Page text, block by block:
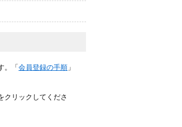
。「会員登録の手順 」
クリックしてくださ